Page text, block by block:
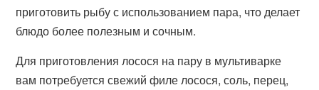
приготовить рыбу с использованием пара, что делает
блюдо более полезным и сочным.
Для приготовления лосося на пару в мультиварке
вам потребуется свежий филе лосося, соль, перец,